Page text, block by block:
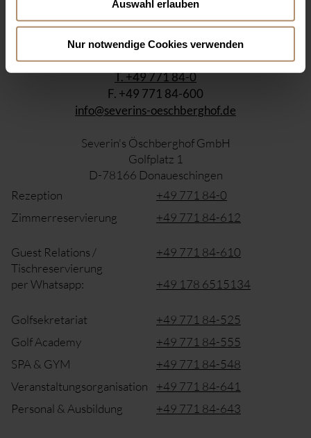
Auswahl erlauben
Nur notwendige Cookies verwenden
T. +49 771 84-0
F. +49 771 84-600
info@severins-oeschberghof.de
Severin's Öschberghof GmbH
Golfplatz 1
D-78166 Donaueschingen
Rezeption
+49 771 84-0
Zimmerreservierung
+49 771 84-612
Guest Relations /
Tischreservierung
per Whatsapp:
+49 771 84-610
+49 178 6515134
Golfsekretariat
+49 771 84-525
Golf Academy
+49 771 84-555
SPA & GYM
+49 771 84-548
Veranstaltungsorganisation
+49 771 84-641
Personal & Ausbildung
+49 771 84-643